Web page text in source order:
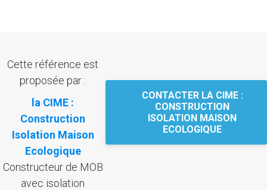
Cette référence est
proposée par :
la CIME :
Construction
Isolation Maison
Ecologique
Constructeur de MOB
avec isolation
CONTACTER LA CIME :
CONSTRUCTION
ISOLATION MAISON
ECOLOGIQUE